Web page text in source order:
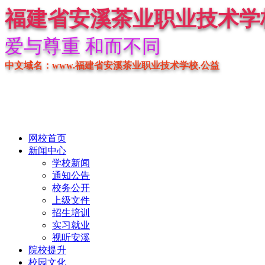
福建省安溪茶业职业技术学
爱与尊重 和而不同
中文域名：www.福建省安溪茶业职业技术学校.公益
网校首页
新闻中心
学校新闻
通知公告
校务公开
上级文件
招生培训
实习就业
视听安溪
院校提升
校园文化